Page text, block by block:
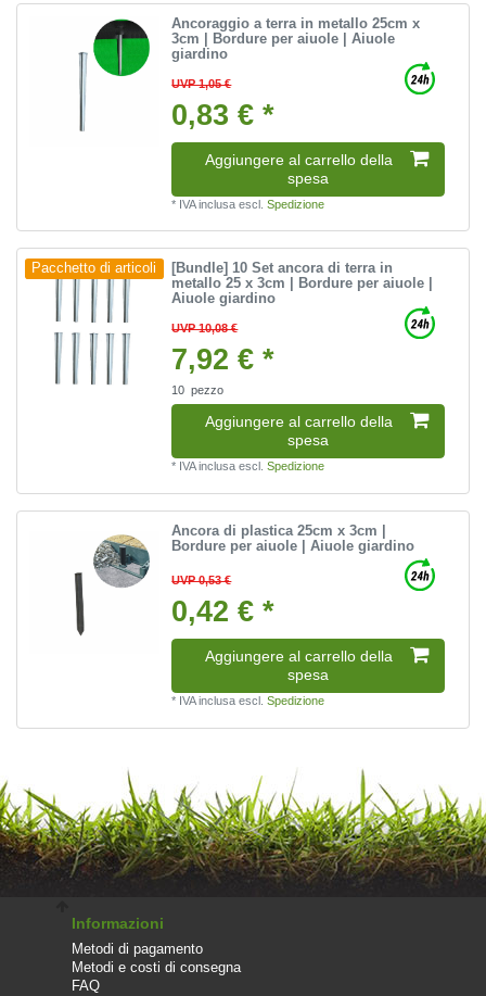
Ancoraggio a terra in metallo 25cm x
3cm | Bordure per aiuole | Aiuole
giardino
UVP 1,05 €
0,83 € *
Aggiungere al carrello della
spesa
* IVA inclusa escl.Spedizione
Pacchetto di articoli
[Bundle] 10 Set ancora di terra in
metallo 25 x 3cm | Bordure per aiuole |
Aiuole giardino
UVP 10,08 €
7,92 € *
10 pezzo
Aggiungere al carrello della
spesa
* IVA inclusa escl.Spedizione
Ancora di plastica 25cm x 3cm |
Bordure per aiuole | Aiuole giardino
UVP 0,53 €
0,42 € *
Aggiungere al carrello della
spesa
* IVA inclusa escl.Spedizione
Informazioni
Metodi di pagamento
Metodi e costi di consegna
FAQ